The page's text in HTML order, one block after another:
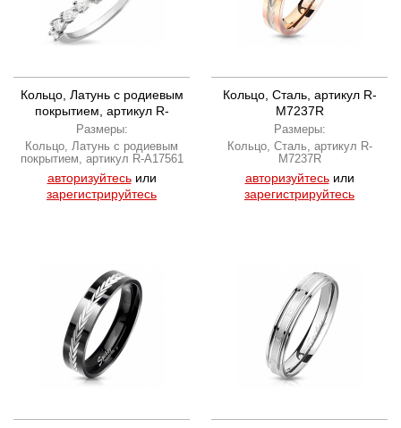
Кольцо, Латунь с родиевым
покрытием, артикул R-
A17561
Размеры:
Кольцо, Латунь с родиевым
покрытием, артикул R-A17561
авторизуйтесьили
зарегистрируйтесь
Кольцо, Сталь, артикул R-
M7237R
Размеры:
Кольцо, Сталь, артикул R-
M7237R
авторизуйтесьили
зарегистрируйтесь